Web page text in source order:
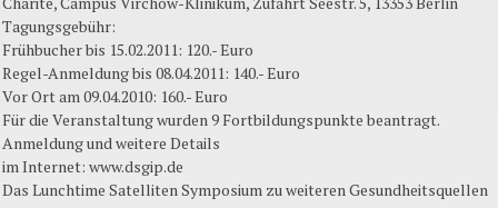
Tagungsgebühr:
Frühbucher bis 15.02.2011: 120.- Euro
Regel-Anmeldung bis 08.04.2011: 140.- Euro
Vor Ort am 09.04.2010: 160.- Euro
Für die Veranstaltung wurden 9 Fortbildungspunkte beantragt.
Anmeldung und weitere Details
im Internet: www.dsgip.de
Das Lunchtime Satelliten Symposium zu weiteren Gesundheitsquellen